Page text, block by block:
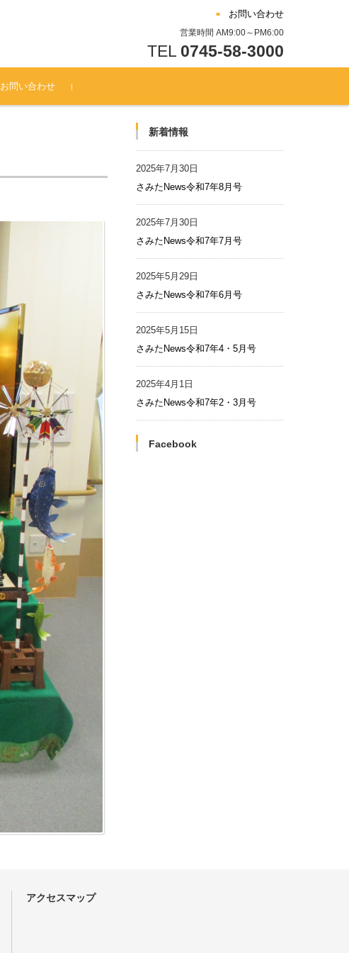
お問い合わせ
営業時間 AM9:00～PM6:00
TEL 0745-58-3000
お問い合わせ
新着情報
2025年7月30日
さみたNews令和7年8月号
2025年7月30日
さみたNews令和7年7月号
2025年5月29日
さみたNews令和7年6月号
2025年5月15日
さみたNews令和7年4・5月号
2025年4月1日
さみたNews令和7年2・3月号
Facebook
アクセスマップ